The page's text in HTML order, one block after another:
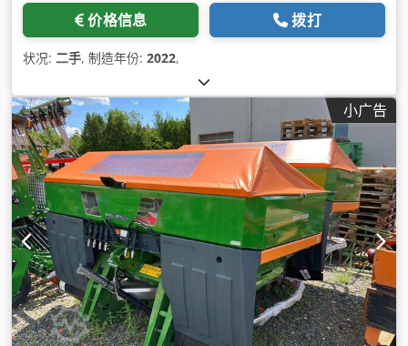
价格信息 拨打
状况: 二手, 制造年份: 2022,
小广告